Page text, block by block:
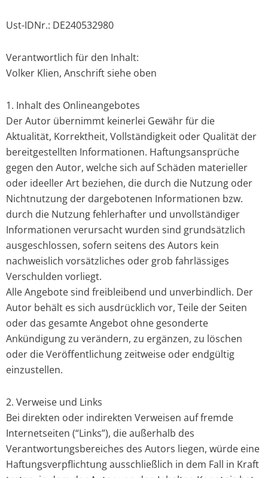
Ust-IDNr.: DE240532980
Verantwortlich für den Inhalt:
Volker Klien, Anschrift siehe oben
1. Inhalt des Onlineangebotes
Der Autor übernimmt keinerlei Gewähr für die
Aktualität, Korrektheit, Vollständigkeit oder Qualität der
bereitgestellten Informationen. Haftungsansprüche
gegen den Autor, welche sich auf Schäden materieller
oder ideeller Art beziehen, die durch die Nutzung oder
Nichtnutzung der dargebotenen Informationen bzw.
durch die Nutzung fehlerhafter und unvollständiger
Informationen verursacht wurden sind grundsätzlich
ausgeschlossen, sofern seitens des Autors kein
nachweislich vorsätzliches oder grob fahrlässiges
Verschulden vorliegt.
Alle Angebote sind freibleibend und unverbindlich. Der
Autor behält es sich ausdrücklich vor, Teile der Seiten
oder das gesamte Angebot ohne gesonderte
Ankündigung zu verändern, zu ergänzen, zu löschen
oder die Veröffentlichung zeitweise oder endgültig
einzustellen.
2. Verweise und Links
Bei direkten oder indirekten Verweisen auf fremde
Internetseiten (“Links”), die außerhalb des
Verantwortungsbereiches des Autors liegen, würde eine
Haftungsverpflichtung ausschließlich in dem Fall in Kraft